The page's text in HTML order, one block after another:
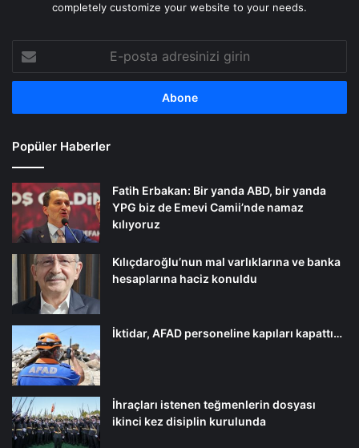
completely customize your website to your needs.
posta
adresinizi
Popüler Haberler
Fatih Erbakan: Bir yanda ABD, bir yanda
YPG biz de Emevi Camii’nde namaz
kılıyoruz
Kılıçdaroğlu’nun mal varlıklarına ve banka
hesaplarına haciz konuldu
İktidar, AFAD personeline kapıları kapattı…
İhraçları istenen teğmenlerin dosyası
ikinci kez disiplin kurulunda